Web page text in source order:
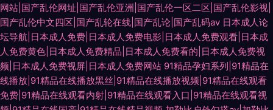
网站|国产乱伦网址|国产乱伦亚洲|国产乱伦一区二区|国产乱伦影视|
国产乱伦中文四区|国产乱轮在线|国产乱论|国产乱码av 日本成人论
坛导航|日本成人免费|日本成人免费电影|日本成人免费观看|日本成
人免费黄色|日本成人免费精品|日本成人免费看的|日本成人免费视
频|日本成人免费视屏|日本成人免费网站 91精品孕妇系列|91精品在
线播放|91精品在线播放黑丝|91精品在线播放视频|91精品在线观看
免费|91精品在线观看内射|91精品在线观看入口|91精品在线观看视